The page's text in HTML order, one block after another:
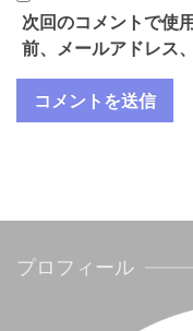
次回のコメントで使
前、メールアドレス
プロフィール